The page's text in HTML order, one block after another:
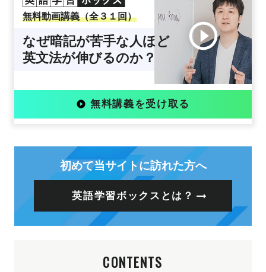
無料動画講義（全３１回）
なぜ暗記が苦手な人ほど
英文法が伸びるのか？
無料講義を受け取る
初めて当サイトに訪れた方へ
英語学習ボックスとは？
CONTENTS